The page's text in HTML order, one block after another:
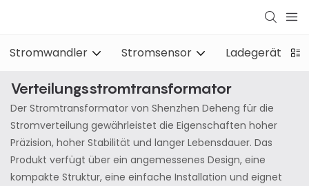
Stromwandler Stromsensor Ladegerät für
Verteilungsstromtransformator
Der Stromtransformator von Shenzhen Deheng für die
Stromverteilung gewährleistet die Eigenschaften hoher
Präzision, hoher Stabilität und langer Lebensdauer. Das
Produkt verfügt über ein angemessenes Design, eine
kompakte Struktur, eine einfache Installation und eignet